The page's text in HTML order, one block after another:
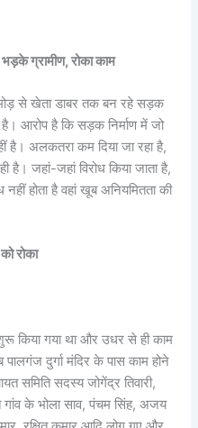
ग्रामीण, रोका काम
से खेता डाबर तक बन रहे सड़क
है। आरोप है कि सड़क निर्माण में जो
है। अलकतरा कम दिया जा रहा है,
है। जहां-जहां विरोध किया जाता है,
नहीं होता है वहां खूब अनियमितता की
रोका
किया गया था और उधर से ही काम
दुर्गा मंदिर के पास काम होने
समिति सदस्य जोगेंद्र तिवारी,
के भोला साव, पंचम सिंह, अजय